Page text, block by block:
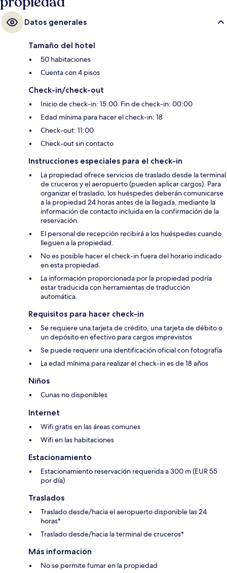
Datos generales
Tamaño del hotel
50 habitaciones
Cuenta con 4 pisos
Check-in/check-out
Inicio de check-in: 15:00. Fin de check-in: 00:00
Edad mínima para hacer el check-in: 18
Check-out: 11:00
Check-out sin contacto
Instrucciones especiales para el check-in
La propiedad ofrece servicios de traslado desde la terminal
de cruceros y el aeropuerto (pueden aplicar cargos). Para
organizar el traslado, los huéspedes deberán comunicarse
a la propiedad 24 horas antes de la llegada, mediante la
información de contacto incluida en la confirmación de la
reservación.
El personal de recepción recibirá a los huéspedes cuando
lleguen a la propiedad.
No es posible hacer el check-in fuera del horario indicado
en esta propiedad.
La información proporcionada por la propiedad podría
estar traducida con herramientas de traducción
automática.
Requisitos para hacer check-in
Se requiere una tarjeta de crédito, una tarjeta de débito o
un depósito en efectivo para cargos imprevistos
Se puede requerir una identificación oficial con fotografía
La edad mínima para realizar el check-in es de 18 años
Niños
Cunas no disponibles
Internet
Wifi gratis en las áreas comunes
Wifi en las habitaciones
Estacionamiento
Estacionamiento reservación requerida a 300 m (EUR 55
por día)
Traslados
Traslado desde/hacia el aeropuerto disponible las 24
horas*
Traslado desde/hacia la terminal de cruceros*
Más información
No se permite fumar en la propiedad